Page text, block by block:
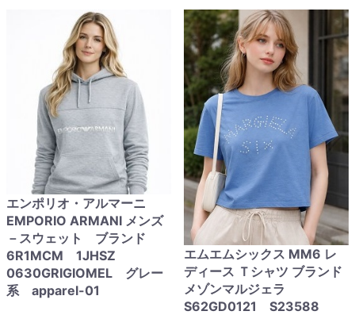
エンポリオ・アルマーニ
EMPORIO ARMANI メンズ
－スウェット ブランド
6R1MCM 1JHSZ
0630GRIGIOMEL グレー
系 apparel-01
エムエムシックス MM6 レ
ディース Ｔシャツ ブランド
メゾンマルジェラ
S62GD0121 S23588